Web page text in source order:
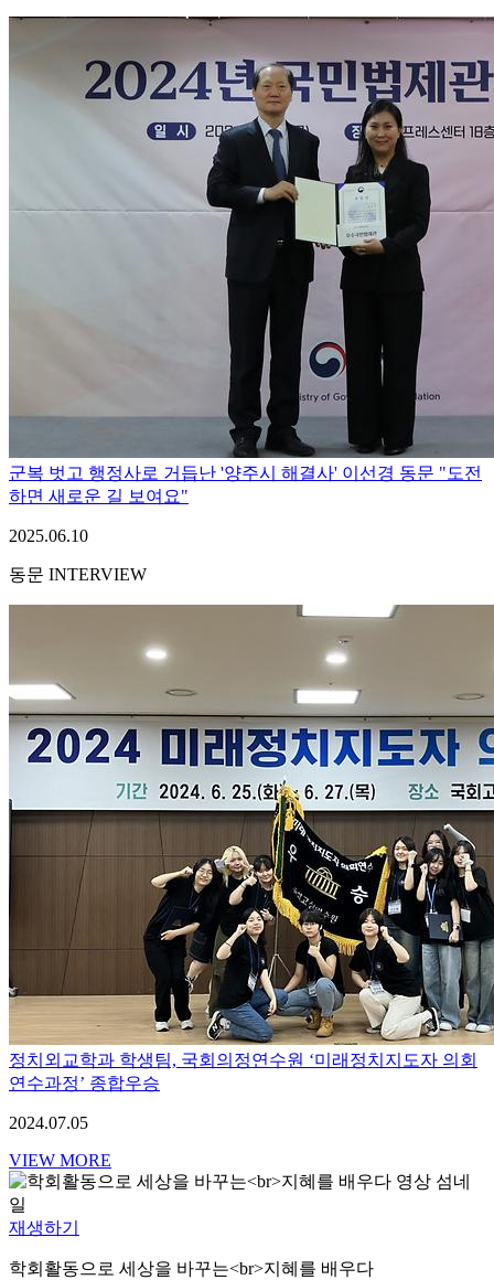
군복 벗고 행정사로 거듭난 '양주시 해결사' 이선경 동문 "도전
하면 새로운 길 보여요"
2025.06.10
동문 INTERVIEW
정치외교학과 학생팀, 국회의정연수원 ‘미래정치지도자 의회
연수과정’ 종합우승
2024.07.05
VIEW MORE
재생하기
학회활동으로 세상을 바꾸는<br>지혜를 배우다